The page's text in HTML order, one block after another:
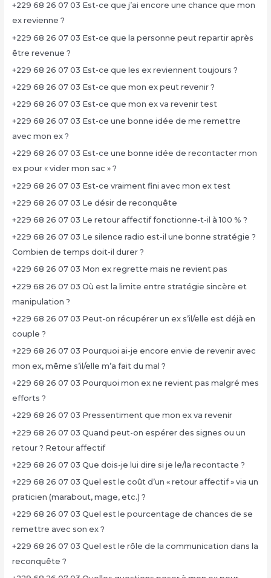
+229 68 26 07 03 Est-ce que j’ai encore une chance que mon
ex revienne ?
+229 68 26 07 03 Est-ce que la personne peut repartir après
être revenue ?
+229 68 26 07 03 Est-ce que les ex reviennent toujours ?
+229 68 26 07 03 Est-ce que mon ex peut revenir ?
+229 68 26 07 03 Est-ce que mon ex va revenir test
+229 68 26 07 03 Est-ce une bonne idée de me remettre
avec mon ex ?
+229 68 26 07 03 Est-ce une bonne idée de recontacter mon
ex pour « vider mon sac » ?
+229 68 26 07 03 Est-ce vraiment fini avec mon ex test
+229 68 26 07 03 Le désir de reconquête
+229 68 26 07 03 Le retour affectif fonctionne-t-il à 100 % ?
+229 68 26 07 03 Le silence radio est-il une bonne stratégie ?
Combien de temps doit-il durer ?
+229 68 26 07 03 Mon ex regrette mais ne revient pas
+229 68 26 07 03 Où est la limite entre stratégie sincère et
manipulation ?
+229 68 26 07 03 Peut-on récupérer un ex s’il/elle est déjà en
couple ?
+229 68 26 07 03 Pourquoi ai-je encore envie de revenir avec
mon ex, même s’il/elle m’a fait du mal ?
+229 68 26 07 03 Pourquoi mon ex ne revient pas malgré mes
efforts ?
+229 68 26 07 03 Pressentiment que mon ex va revenir
+229 68 26 07 03 Quand peut-on espérer des signes ou un
retour ? Retour affectif
+229 68 26 07 03 Que dois-je lui dire si je le/la recontacte ?
+229 68 26 07 03 Quel est le coût d’un « retour affectif » via un
praticien (marabout, mage, etc.) ?
+229 68 26 07 03 Quel est le pourcentage de chances de se
remettre avec son ex ?
+229 68 26 07 03 Quel est le rôle de la communication dans la
reconquête ?